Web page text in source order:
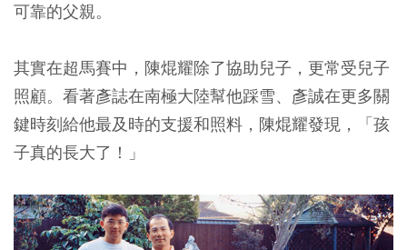
可靠的父親。
其實在超馬賽中，陳焜耀除了協助兒子，更常受兒子
照顧。看著彥誌在南極大陸幫他踩雪、彥誠在更多關
鍵時刻給他最及時的支援和照料，陳焜耀發現，「孩
子真的長大了！」